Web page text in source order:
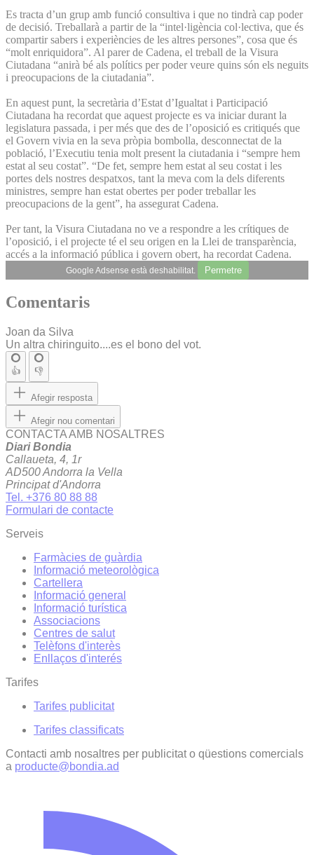
Es tracta d’un grup amb funció consultiva i que no tindrà cap poder
de decisió. Treballarà a partir de la “intel·ligència col·lectiva, que és
compartir sabers i experiències de les altres persones”, cosa que és
“molt enriquidora”. Al parer de Cadena, el treball de la Visura
Ciutadana “anirà bé als polítics per poder veure quins són els neguits
i preocupacions de la ciutadania”.
En aquest punt, la secretària d’Estat d’Igualtat i Participació
Ciutadana ha recordat que aquest projecte es va iniciar durant la
legislatura passada, i per més que des de l’oposició es critiqués que
el Govern vivia en la seva pròpia bombolla, desconnectat de la
població, l’Executiu tenia molt present la ciutadania i “sempre hem
estat al seu costat”. “De fet, sempre hem estat al seu costat i les
portes dels nostres despatxos, tant la meva com la dels diferents
ministres, sempre han estat obertes per poder treballar les
preocupacions de la gent”, ha assegurat Cadena.
Per tant, la Visura Ciutadana no ve a respondre a les crítiques de
l’oposició, i el projecte té el seu origen en la Llei de transparència,
accés a la informació pública i govern obert, ha recordat Cadena.
Google Adsense està deshabilitat. Permetre
Comentaris
Joan da Silva
Un altra chiringuito....es el bono del vot.
👍 👎
Afegir resposta
Afegir nou comentari
CONTACTA AMB NOSALTRES
Diari Bondia
Callaueta, 4, 1r
AD500 Andorra la Vella
Principat d'Andorra
Tel. +376 80 88 88
Formulari de contacte
Serveis
Farmàcies de guàrdia
Informació meteorològica
Cartellera
Informació general
Informació turística
Associacions
Centres de salut
Telèfons d'interès
Enllaços d'interés
Tarifes
Tarifes publicitat
Tarifes classificats
Contacti amb nosaltres per publicitat o qüestions comercials
a producte@bondia.ad